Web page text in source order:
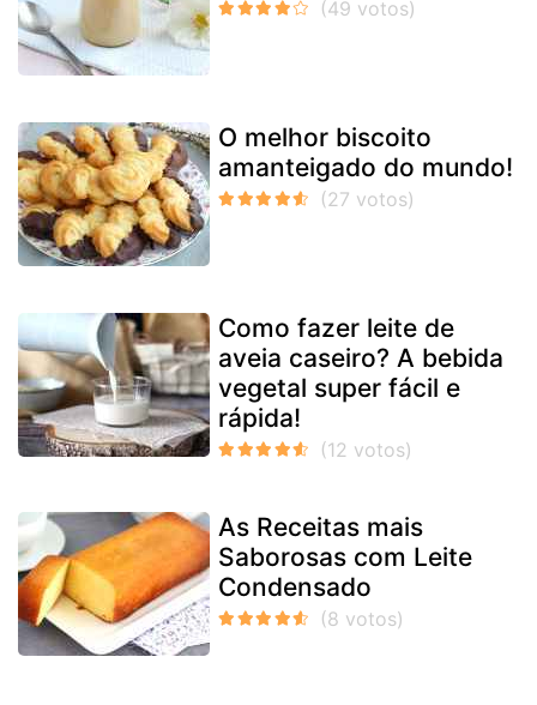
O melhor biscoito
amanteigado do mundo!
Como fazer leite de
aveia caseiro? A bebida
vegetal super fácil e
rápida!
As Receitas mais
Saborosas com Leite
Condensado